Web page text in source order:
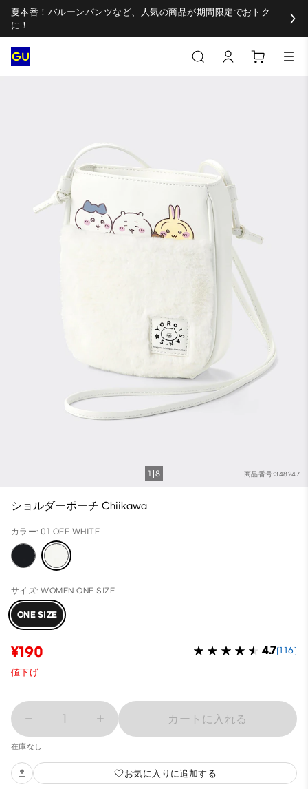
夏本番！バルーンパンツなど、人気の商品が期間限定でおトク
に！
商品番号:348247
1 8
ショルダーポーチ Chiikawa
カラー: 01 OFF WHITE
サイズ: WOMEN ONE SIZE
ONE SIZE
¥190 4.7(116)
値下げ
1 カートに入れる
在庫なし
お気に入りに追加する